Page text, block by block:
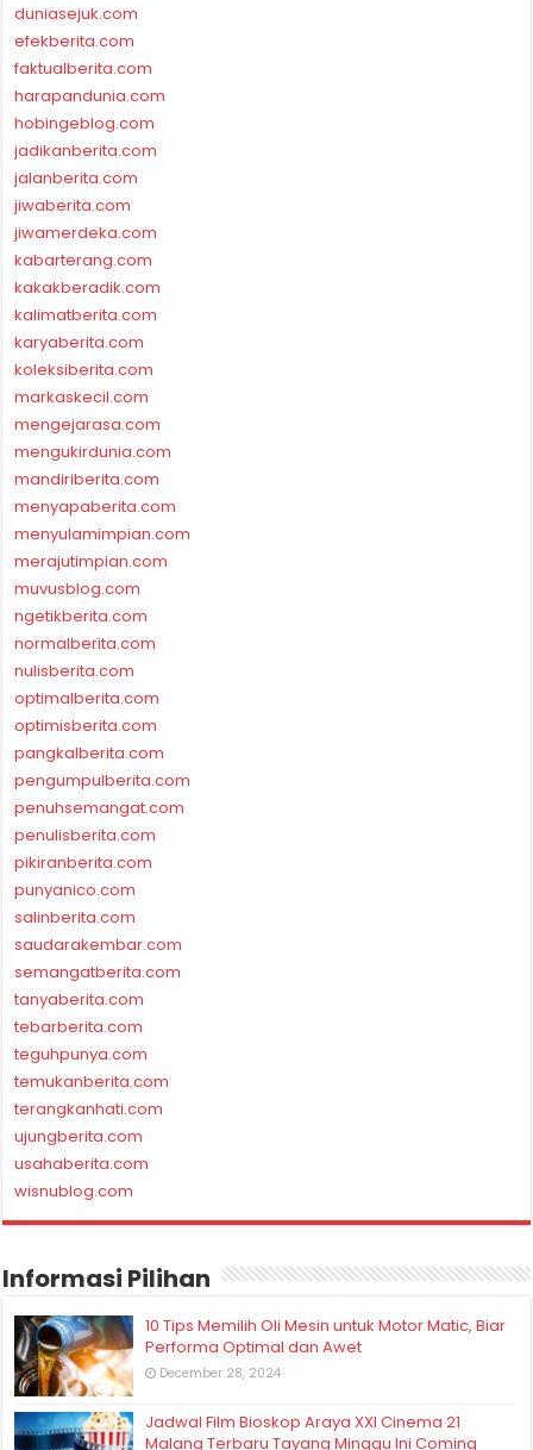
duniasejuk.com
efekberita.com
faktualberita.com
harapandunia.com
hobingeblog.com
jadikanberita.com
jalanberita.com
jiwaberita.com
jiwamerdeka.com
kabarterang.com
kakakberadik.com
kalimatberita.com
karyaberita.com
koleksiberita.com
markaskecil.com
mengejarasa.com
mengukirdunia.com
mandiriberita.com
menyapaberita.com
menyulamimpian.com
merajutimpian.com
muvusblog.com
ngetikberita.com
normalberita.com
nulisberita.com
optimalberita.com
optimisberita.com
pangkalberita.com
pengumpulberita.com
penuhsemangat.com
penulisberita.com
pikiranberita.com
punyanico.com
salinberita.com
saudarakembar.com
semangatberita.com
tanyaberita.com
tebarberita.com
teguhpunya.com
temukanberita.com
terangkanhati.com
ujungberita.com
usahaberita.com
wisnublog.com
Informasi Pilihan
10 Tips Memilih Oli Mesin untuk Motor Matic, Biar
Performa Optimal dan Awet
December 28, 2024
Jadwal Film Bioskop Araya XXI Cinema 21
Malang Terbaru Tayang Minggu Ini Coming